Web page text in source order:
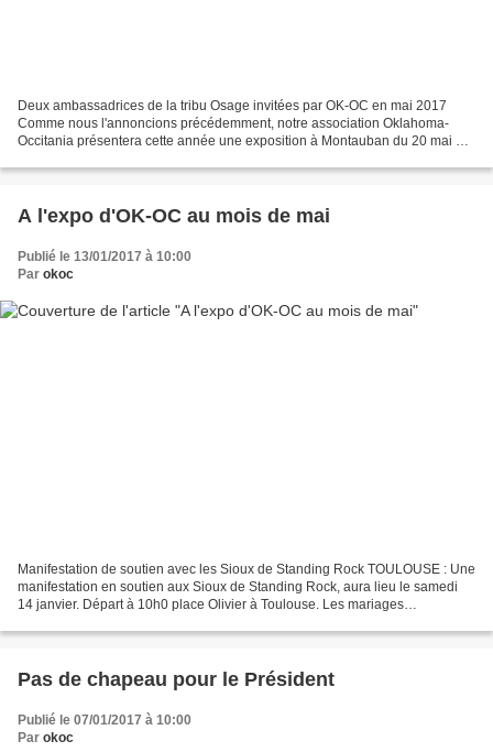
Deux ambassadrices de la tribu Osage invitées par OK-OC en mai 2017
Comme nous l'annoncions précédemment, notre association Oklahoma-
Occitania présentera cette année une exposition à Montauban du 20 mai au
A l'expo d'OK-OC au mois de mai
Publié le 13/01/2017 à 10:00
Par okoc
Manifestation de soutien avec les Sioux de Standing Rock TOULOUSE : Une
manifestation en soutien aux Sioux de Standing Rock, aura lieu le samedi
14 janvier. Départ à 10h0 place Olivier à Toulouse. Les mariages
Pas de chapeau pour le Président
Publié le 07/01/2017 à 10:00
Par okoc